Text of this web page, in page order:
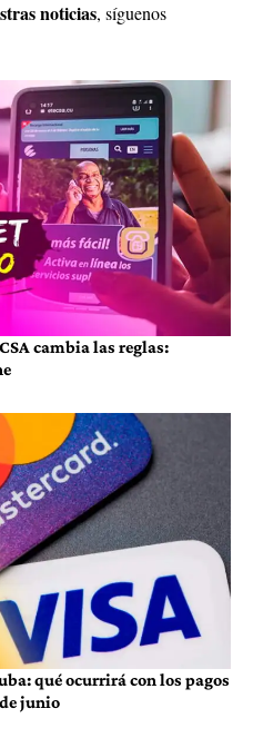
noticias, síguenos
cambia las reglas:
qué ocurrirá con los pagos
junio